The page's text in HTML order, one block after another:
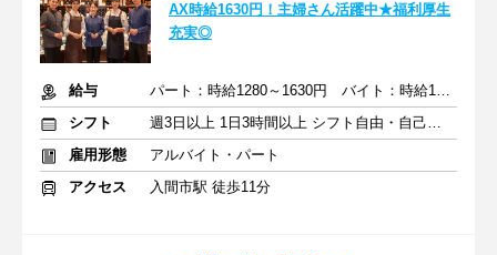
AX時給1630円！主婦さん活躍中★福利厚生
充実◎
給与
パート：時給1280～1630円 バイト：時給1141円～
シフト
週3日以上 1日3時間以上 シフト自由・自己申告
雇用形態
アルバイト・パート
アクセス
入間市駅 徒歩11分